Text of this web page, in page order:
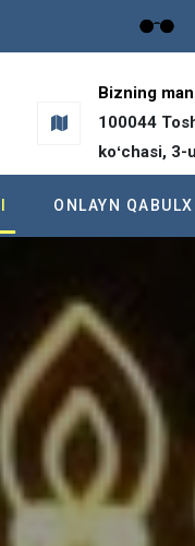
Bizning
100044
koʻchasi, 3-
ОNLAYN